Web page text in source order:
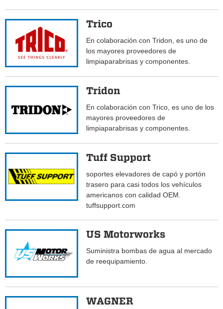
Trico
En colaboración con Tridon, es uno de
los mayores proveedores de
limpiaparabrisas y componentes.
Tridon
En colaboración con Trico, es uno de los
mayores proveedores de
limpiaparabrisas y componentes.
Tuff Support
soportes elevadores de capó y portón
trasero para casi todos los vehículos
americanos con calidad OEM.
tuffsupport.com
US Motorworks
Suministra bombas de agua al mercado
de reequipamiento.
WAGNER